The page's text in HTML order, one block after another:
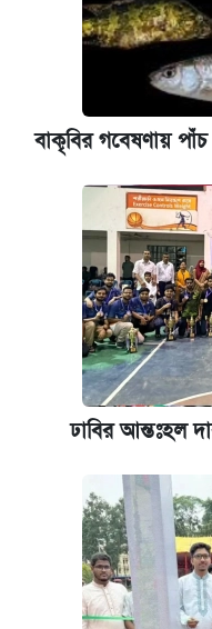
বাকৃবির গবেষণায় পাঁচ
ঢাবির আন্তঃহল